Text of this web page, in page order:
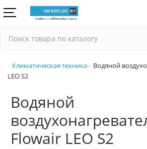
Климатическая техника
Водяной
LEO S2
Водяной
Flowair LEO S2